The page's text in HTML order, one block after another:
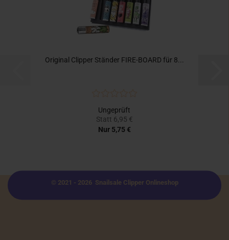
Original Clipper Ständer FIRE-BOARD für 8...
Ungeprüft
Statt 6,95 €
Nur 5,75 €
© 2021 - 2026 Snailsale Clipper Onlineshop